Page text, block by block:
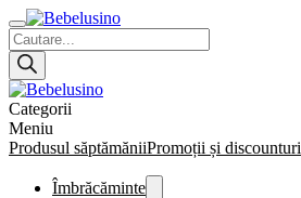
Products
search
Categorii
Meniu
Produsul săptămăniiPromoții și discounturi
Îmbrăcăminte